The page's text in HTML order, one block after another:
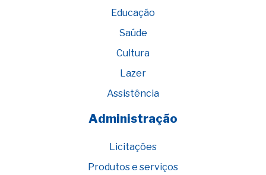
Educação
Saúde
Cultura
Lazer
Assistência
Administração
Licitações
Produtos e serviços